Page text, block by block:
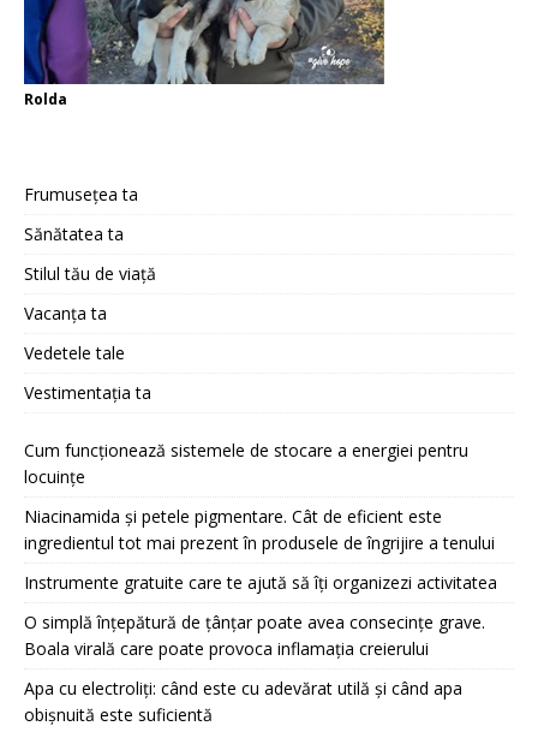
Rolda
Frumusețea ta
Sănătatea ta
Stilul tău de viață
Vacanța ta
Vedetele tale
Vestimentația ta
Cum funcționează sistemele de stocare a energiei pentru
locuințe
Niacinamida și petele pigmentare. Cât de eficient este
ingredientul tot mai prezent în produsele de îngrijire a tenului
Instrumente gratuite care te ajută să îți organizezi activitatea
O simplă înțepătură de țânțar poate avea consecințe grave.
Boala virală care poate provoca inflamația creierului
Apa cu electroliți: când este cu adevărat utilă și când apa
obișnuită este suficientă